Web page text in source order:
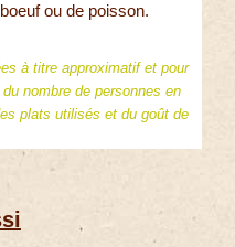
ou de poisson.
à titre approximatif et pour
nombre de personnes en
plats utilisés et du goût de